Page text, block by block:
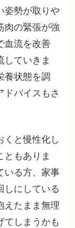
姿勢が取りや
肉の緊張が強
血流を改善
していきま
養状態を調
ドバイスもさ
くと慢性化し
ともありま
いる方、家事
しにしている
えたまま無理
てしまうかも